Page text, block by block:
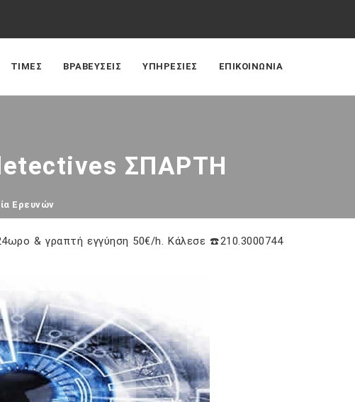
ΤΙΜΕΣ ΒΡΑΒΕΥΣΕΙΣ ΥΠΗΡΕΣΙΕΣ ΕΠΙΚΟΙΝΩΝΙΑ
ΣΠΑΡΤΗ
Ερευνών
& γραπτή εγγύηση 50€/h. Κάλεσε ☎️210.3000744